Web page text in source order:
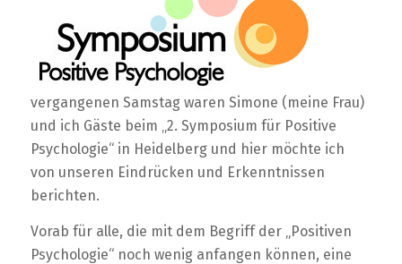
vergangenen Samstag waren Simone (meine Frau)
und ich Gäste beim „2. Symposium für Positive
Psychologie“ in Heidelberg und hier möchte ich
von unseren Eindrücken und Erkenntnissen
berichten.
Vorab für alle, die mit dem Begriff der „Positiven
Psychologie“ noch wenig anfangen können, eine